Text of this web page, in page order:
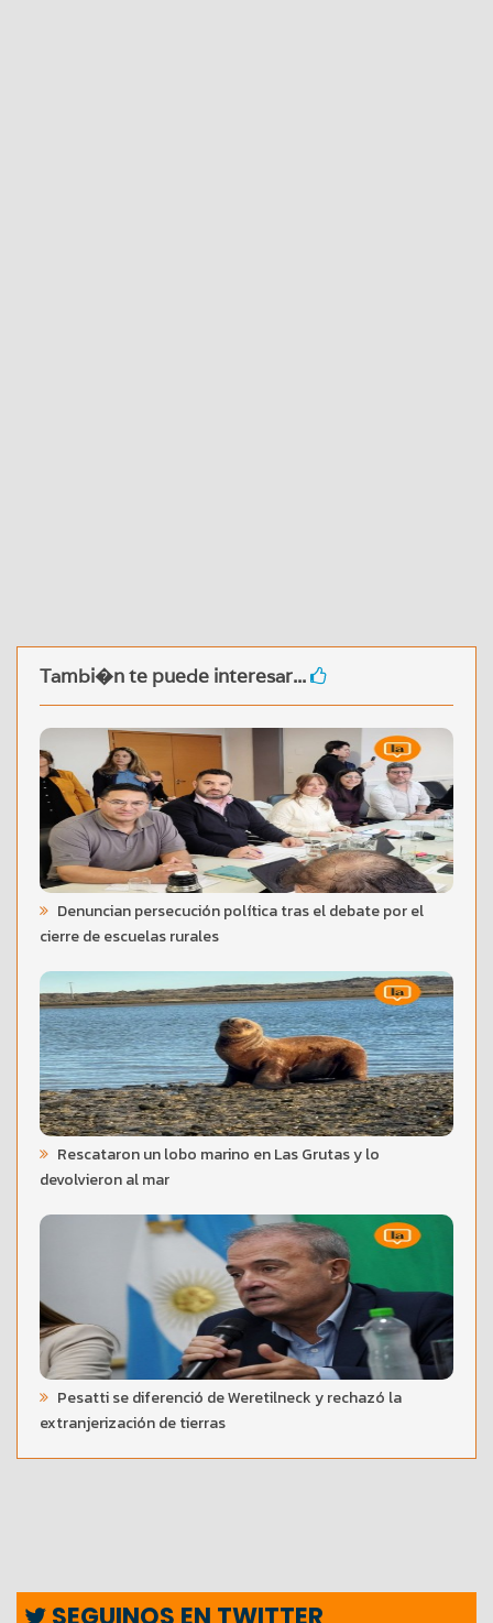
Tambi�n te puede interesar...
Denuncian persecución política tras el debate por el
cierre de escuelas rurales
Rescataron un lobo marino en Las Grutas y lo
devolvieron al mar
Pesatti se diferenció de Weretilneck y rechazó la
extranjerización de tierras